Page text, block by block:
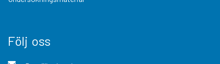
Följ oss